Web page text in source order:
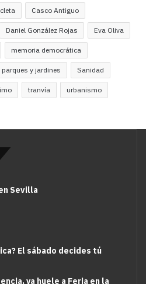
Casco Antiguo
Daniel González Rojas Eva Oliva
memoria democrática
parques y jardines Sanidad
tranvía urbanismo
Sevilla
El sábado decides tú
ya huele a Feria en la